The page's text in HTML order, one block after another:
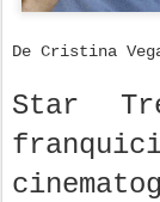
De Cristina
Star